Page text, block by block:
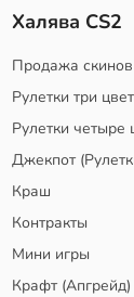
Халява CS2
Продажа скинов
Рулетки три
Рулетки четыре
Джекпот
Краш
Контракты
Мини игры
Крафт (Апгрейд)